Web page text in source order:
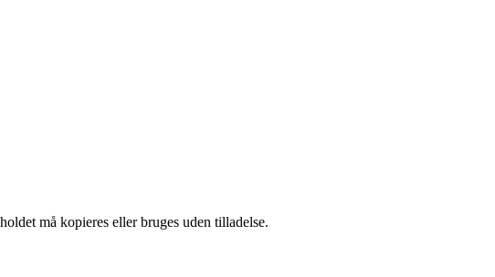
må kopieres eller bruges uden tilladelse.